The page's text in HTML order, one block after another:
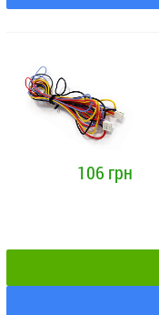
106 грн